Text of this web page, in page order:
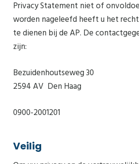
Privacy Statement niet of
worden nageleefd heeft u het
te dienen bij de AP. De
zijn:
Bezuidenhoutseweg 30
2594 AV Den Haag
0900-2001201
Veilig